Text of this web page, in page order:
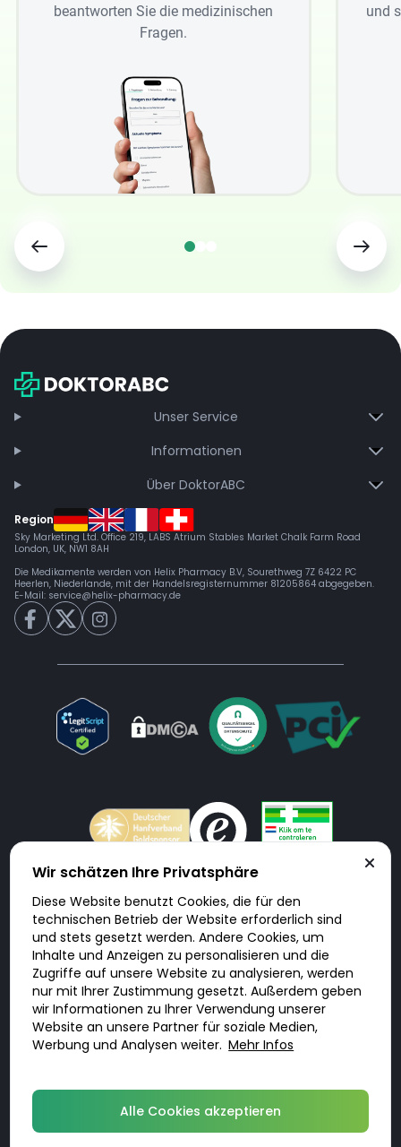
beantworten Sie die medizinischen
Fragen.
und
Unser Service
Informationen
Über DoktorABC
Region
Sky Marketing Ltd. Office 219, LABS Atrium Stables Market Chalk Farm Road
London, UK, NW1 8AH
Die Medikamente werden von Helix Pharmacy B.V, Sourethweg 7Z 6422 PC
Heerlen, Niederlande, mit der Handelsregisternummer 81205864 abgegeben.
E-Mail: service@helix-pharmacy.de
Doktorabc.com ist eine Vermittlungsplattform. Doktorabc ist ausdrücklich
keine Internetapotheke. Doktorabc bietet keine Medikamente oder
sonstige Produkte an oder liefert diese. Jegliche Informationen zu
Produkten, Medikamenten und Preisen auf der Internetseite beinhalten
kein Angebot von Doktorabc an Sie. Für die Einhaltung der in Ihrem Land
geltenden Gesetze und sonstigen Rechtsvorschriften sind Sie als Nutzer
selbst verantwortlich. Die Nutzung unseres Services auf Doktorabc durch
Sie erfolgt auf eigenes Risiko und in eigener Verantwortung. Sie erklären,
diese Internetseite aus eigener Initiative zu besuchen und zu nutzen.
Wir schätzen Ihre Privatsphäre
Diese Website benutzt Cookies, die für den
technischen Betrieb der Website erforderlich sind
und stets gesetzt werden. Andere Cookies, um
Inhalte und Anzeigen zu personalisieren und die
Zugriffe auf unsere Website zu analysieren, werden
nur mit Ihrer Zustimmung gesetzt. Außerdem geben
wir Informationen zu Ihrer Verwendung unserer
Website an unsere Partner für soziale Medien,
Werbung und Analysen weiter. Mehr Infos
Alle Cookies akzeptieren